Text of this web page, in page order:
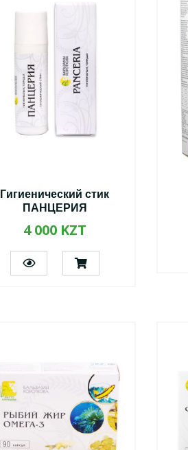
Гигиенический стик
ПАНЦЕРИЯ
4 000 KZT